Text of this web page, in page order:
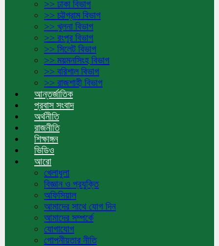
>> ঢাকা বিভাগ
>> চট্টগ্রাম বিভাগ
>> খুলনা বিভাগ
>> রংপুর বিভাগ
>> সিলেট বিভাগ
>> ময়মনসিংহ বিভাগ
>> বরিশাল বিভাগ
>> রাজশাহী বিভাগ
আন্তর্জাতিক
প্রবাস সংবাদ
অর্থনীতি
রাজনীতি
শিক্ষাঙ্গন
ভিডিও
আরো
খেলাধুলা
বিজ্ঞান ও প্রযুক্তি
অফিসিয়াল
আমাদের সাথে যোগ দিন
আমাদের সম্পর্কে
যোগাযোগ
গোপনীয়তার নীতি